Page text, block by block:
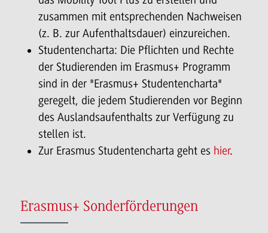
zusammen mit entsprechenden Nachweisen
(z. B. zur Aufenthaltsdauer) einzureichen.
Studentencharta: Die Pflichten und Rechte
der Studierenden im Erasmus+ Programm
sind in der "Erasmus+ Studentencharta"
geregelt, die jedem Studierenden vor Beginn
des Auslandsaufenthalts zur Verfügung zu
stellen ist.
Zur Erasmus Studentencharta geht es hier.
Erasmus+ Sonderförderungen